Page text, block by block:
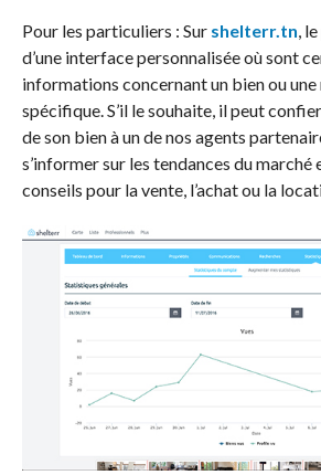
Pour les particuliers : Sur shelterr.tn,
d’une interface personnalisée où sont
informations concernant un bien ou une
spécifique. S’il le souhaite, il peut
de son bien à un de nos agents
s’informer sur les tendances du marché
conseils pour la vente, l’achat ou la